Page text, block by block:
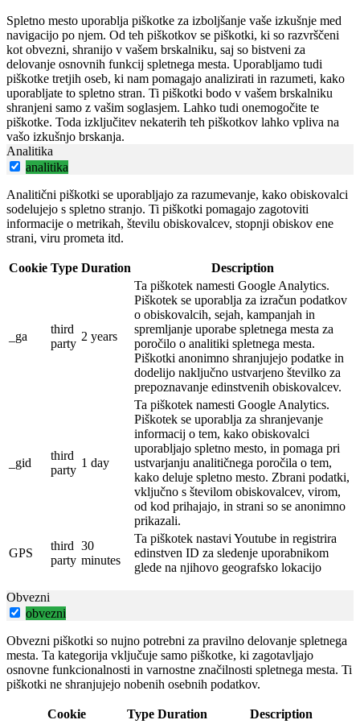
Spletno mesto uporablja piškotke za izboljšanje vaše izkušnje med
navigacijo po njem. Od teh piškotkov se piškotki, ki so razvrščeni
kot obvezni, shranijo v vašem brskalniku, saj so bistveni za
delovanje osnovnih funkcij spletnega mesta. Uporabljamo tudi
piškotke tretjih oseb, ki nam pomagajo analizirati in razumeti, kako
uporabljate to spletno stran. Ti piškotki bodo v vašem brskalniku
shranjeni samo z vašim soglasjem. Lahko tudi onemogočite te
piškotke. Toda izključitev nekaterih teh piškotkov lahko vpliva na
vašo izkušnjo brskanja.
Analitika
analitika
Analitični piškotki se uporabljajo za razumevanje, kako obiskovalci
sodelujejo s spletno stranjo. Ti piškotki pomagajo zagotoviti
informacije o metrikah, številu obiskovalcev, stopnji obiskov ene
strani, viru prometa itd.
Cookie Type Duration Description
_ga
third
party
2 years
Ta piškotek namesti Google Analytics.
Piškotek se uporablja za izračun podatkov
o obiskovalcih, sejah, kampanjah in
spremljanje uporabe spletnega mesta za
poročilo o analitiki spletnega mesta.
Piškotki anonimno shranjujejo podatke in
dodelijo naključno ustvarjeno številko za
prepoznavanje edinstvenih obiskovalcev.
_gid
third
party
1 day
Ta piškotek namesti Google Analytics.
Piškotek se uporablja za shranjevanje
informacij o tem, kako obiskovalci
uporabljajo spletno mesto, in pomaga pri
ustvarjanju analitičnega poročila o tem,
kako deluje spletno mesto. Zbrani podatki,
vključno s številom obiskovalcev, virom,
od kod prihajajo, in strani so se anonimno
prikazali.
GPS
third
party
30
minutes
Ta piškotek nastavi Youtube in registrira
edinstven ID za sledenje uporabnikom
glede na njihovo geografsko lokacijo
Obvezni
obvezni
Obvezni piškotki so nujno potrebni za pravilno delovanje spletnega
mesta. Ta kategorija vključuje samo piškotke, ki zagotavljajo
osnovne funkcionalnosti in varnostne značilnosti spletnega mesta. Ti
piškotki ne shranjujejo nobenih osebnih podatkov.
Cookie Type Duration Description